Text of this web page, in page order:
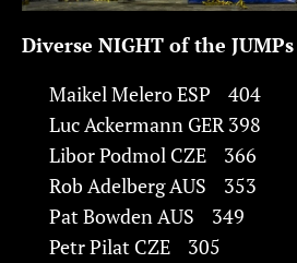
Diverse NIGHT of the
Maikel Melero ESP 404
Luc Ackermann GER 398
Libor Podmol CZE 366
Rob Adelberg AUS 353
Pat Bowden AUS 349
Petr Pilat CZE 305